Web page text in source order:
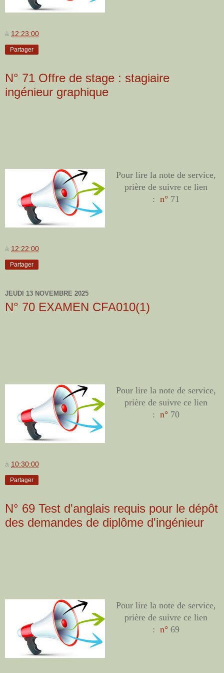
à 12:23:00
Partager
N° 71 Offre de stage : stagiaire
ingénieur graphique
Pour lire la note de service,
prière de suivre ce lien
: n° 71
à 12:22:00
Partager
JEUDI 13 NOVEMBRE 2025
N° 70 EXAMEN CFA010(1)
Pour lire la note de service,
prière de suivre ce lien
: n° 70
à 10:30:00
Partager
N° 69 Test d'anglais requis pour le dépôt
des demandes de diplôme d'ingénieur
Pour lire la note de service,
prière de suivre ce lien
: n° 69